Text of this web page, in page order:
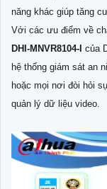
năng khác giúp tăng
Với các ưu điểm về
DHI-MNVR8104-I của
hệ thống giám sát an
hoặc mọi nơi đòi hỏi
quản lý dữ liệu video.